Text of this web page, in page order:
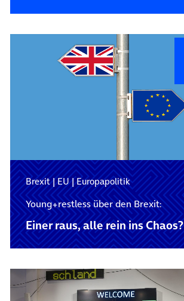
Brexit|EU|Europapolitik
Young+restless über den Brexit:
Einer raus, alle rein ins Chaos?